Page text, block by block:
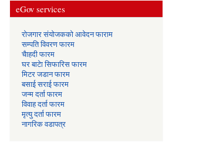
eGov services
रोजगार संयोजकको आवेदन फाराम
सम्पति विवरण फारम
चैाहदी फारम
घर बाटेा सिफारिस फारम
मिटर जडान फारम
बसाई सराई फारम
जन्म दर्ता फारम
विवाह दर्ता फारम
मृत्यु दर्ता फारम
नागरिक वडापत्र